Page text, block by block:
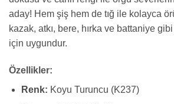
aday! Hem şiş hem de tığ ile kolayca
kazak, atkı, bere, hırka ve battaniye
için uygundur.
Özellikler:
Renk: Koyu Turuncu (K237)